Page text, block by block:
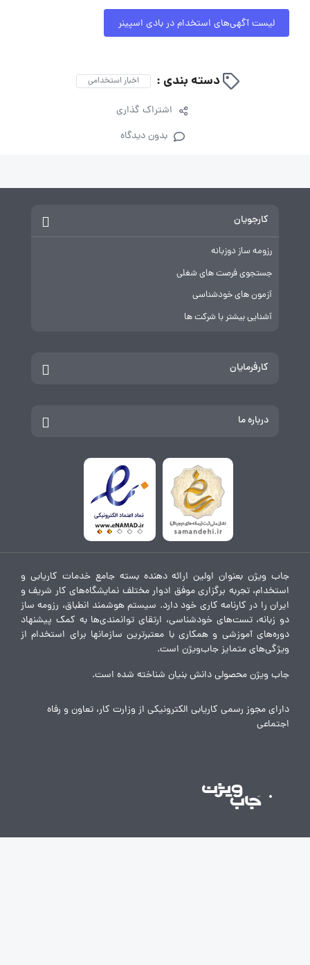
لیست آگهی‌های استخدام در بادی اسپینر
دسته بندی : اخبار استخدامی
اشتراک گذاری
بدون دیدگاه
کارجویان
رزومه ساز دوزبانه
جستجوی فرصت های شغلی
آزمون های خودشناسی
آشنایی بیشتر با شرکت ها
کارفرمایان
درباره ما
جاب ویژن بعنوان اولین ارائه دهنده بسته جامع خدمات کاریابی و
استخدام، تجربه برگزاری موفق ادوار مختلف نمایشگاه‌های کار شریف و
ایران را در کارنامه کاری خود دارد. سیستم هوشمند انطباق، رزومه ساز
دو زبانه، تست‌های خودشناسی، ارتقای توانمندی‌ها به کمک پیشنهاد
دوره‌های آموزشی و همکاری با معتبرترین سازمانها برای استخدام از
ویژگی‌های متمایز جاب‌ویژن است.
جاب ویژن محصولی دانش بنیان شناخته شده است.
دارای مجوز رسمی کاریابی الکترونیکی از وزارت کار، تعاون و رفاه
اجتماعی